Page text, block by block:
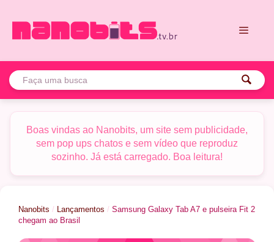
para
Boas vindas ao Nanobits, um site sem publicidade,
sem pop ups chatos e sem vídeo que reproduz
sozinho. Já está carregado. Boa leitura!
Nanobits / Lançamentos / Samsung Galaxy Tab A7 e pulseira Fit 2
chegam ao Brasil